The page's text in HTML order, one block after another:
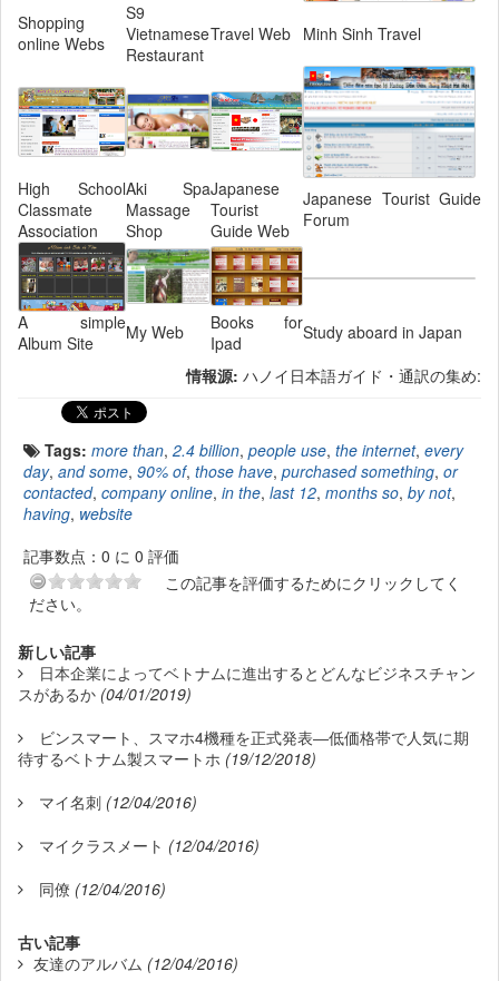
Shopping
online Webs
S9
Vietnamese
Restaurant
Travel Web Minh Sinh Travel
High School
Classmate
Association
Aki Spa
Massage
Shop
Japanese
Tourist
Guide Web
Japanese Tourist Guide
Forum
A simple
Album Site
My Web
Books for
Ipad
Study aboard in Japan
情報源: ハノイ日本語ガイド・通訳の集め:
Tags: more than, 2.4 billion, people use, the internet, every
day, and some, 90% of, those have, purchased something, or
contacted, company online, in the, last 12, months so, by not,
having, website
記事数点：0 に 0 評価
この記事を評価するためにクリックしてく
ださい。
新しい記事
日本企業によってベトナムに進出するとどんなビジネスチャン
スがあるか (04/01/2019)
ビンスマート、スマホ4機種を正式発表―低価格帯で人気に期
待するベトナム製スマートホ (19/12/2018)
マイ名刺 (12/04/2016)
マイクラスメート (12/04/2016)
同僚 (12/04/2016)
古い記事
友達のアルバム (12/04/2016)